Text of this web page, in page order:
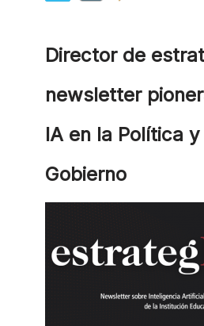
Director de
newsletter
IA en la Política y
Gobierno